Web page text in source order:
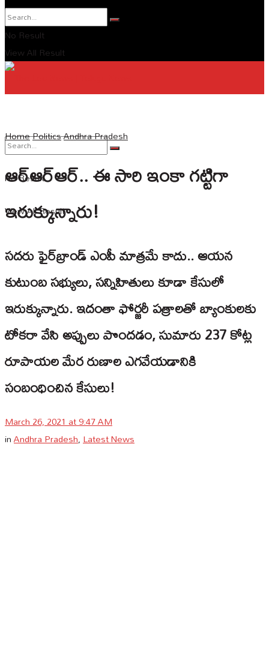
No Result
View All Result
No Result
View All Result
HomePoliticsAndhra Pradesh
ఆర్ఆర్ఆర్.. ఈ సారి ఇంకా గట్టిగా
ఇరుక్కున్నారు!
సదరు ఫైర్‌బ్రాండ్ ఎంపీ మాత్రమే కాదు.. ఆయన
కుటుంబ సభ్యులు, సన్నిహితులు కూడా కేసులో
ఇరుక్కున్నారు. ఇదంతా ఫోర్జరీ పత్రాలతో బ్యాంకులకు
టోకరా వేసి అప్పులు పొందడం, సుమారు 237 కోట్ల
రూపాయల మేర రుణాల ఎగవేయడానికి
సంబంధించిన కేసులు!
March 26, 2021 at 9:47 AM
inAndhra Pradesh,Latest News